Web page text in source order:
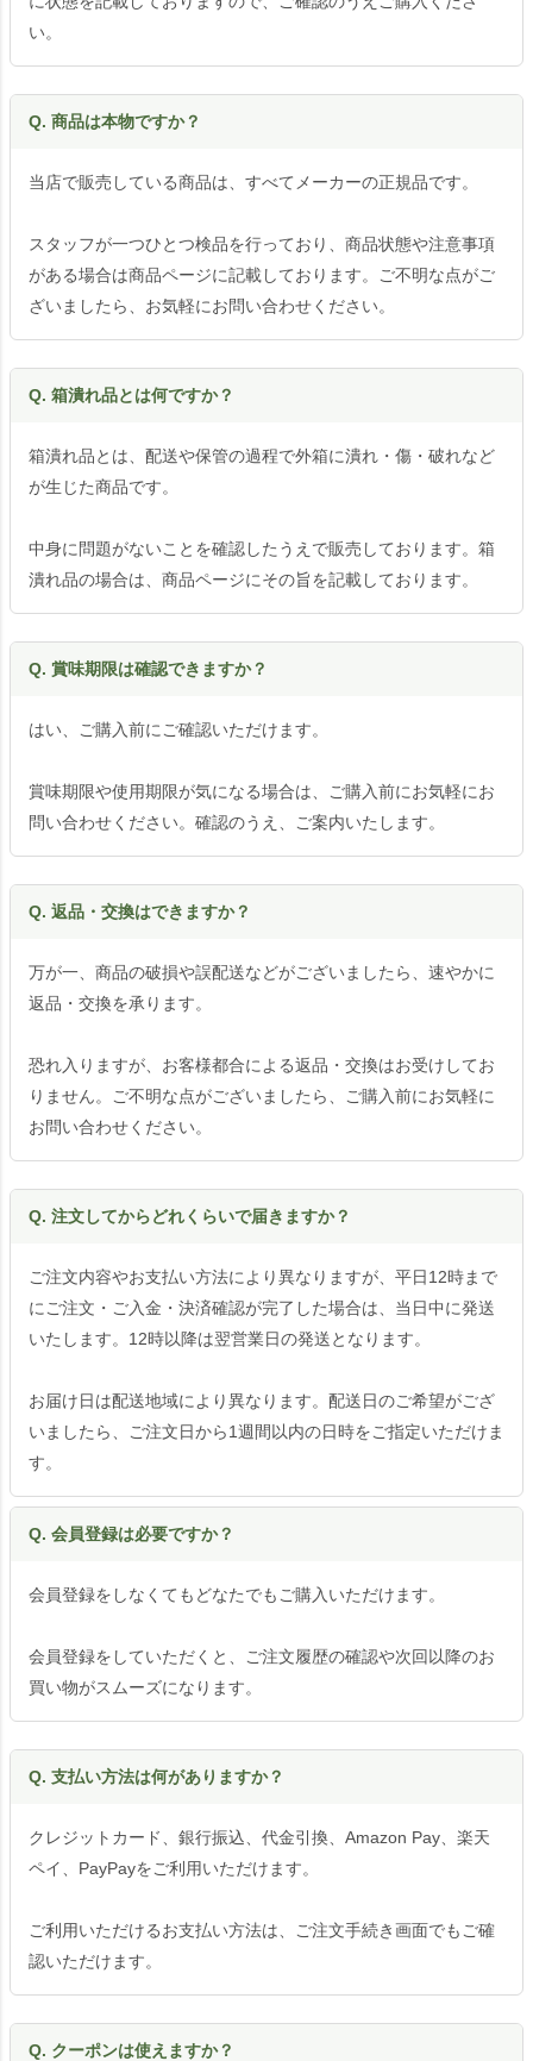
い。
Q. 商品は本物ですか？
当店で販売している商品は、すべてメーカーの正規品です。
スタッフが一つひとつ検品を行っており、商品状態や注意事項
がある場合は商品ページに記載しております。ご不明な点がご
ざいましたら、お気軽にお問い合わせください。
Q. 箱潰れ品とは何ですか？
箱潰れ品とは、配送や保管の過程で外箱に潰れ・傷・破れなど
が生じた商品です。
中身に問題がないことを確認したうえで販売しております。箱
潰れ品の場合は、商品ページにその旨を記載しております。
Q. 賞味期限は確認できますか？
はい、ご購入前にご確認いただけます。
賞味期限や使用期限が気になる場合は、ご購入前にお気軽にお
問い合わせください。確認のうえ、ご案内いたします。
Q. 返品・交換はできますか？
万が一、商品の破損や誤配送などがございましたら、速やかに
返品・交換を承ります。
恐れ入りますが、お客様都合による返品・交換はお受けしてお
りません。ご不明な点がございましたら、ご購入前にお気軽に
お問い合わせください。
Q. 注文してからどれくらいで届きますか？
ご注文内容やお支払い方法により異なりますが、平日12時まで
にご注文・ご入金・決済確認が完了した場合は、当日中に発送
いたします。12時以降は翌営業日の発送となります。
お届け日は配送地域により異なります。配送日のご希望がござ
いましたら、ご注文日から1週間以内の日時をご指定いただけま
す。
Q. 会員登録は必要ですか？
会員登録をしなくてもどなたでもご購入いただけます。
会員登録をしていただくと、ご注文履歴の確認や次回以降のお
買い物がスムーズになります。
Q. 支払い方法は何がありますか？
クレジットカード、銀行振込、代金引換、Amazon Pay、楽天
ペイ、PayPayをご利用いただけます。
ご利用いただけるお支払い方法は、ご注文手続き画面でもご確
認いただけます。
Q. クーポンは使えますか？